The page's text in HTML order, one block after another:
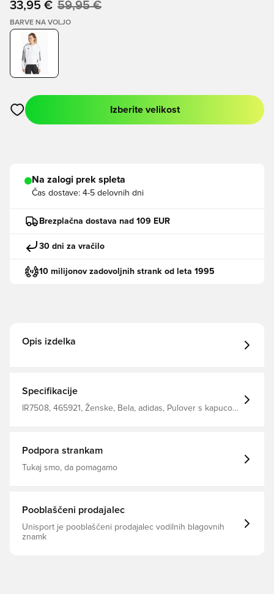
33,95 € 59,95 €
BARVE NA VOLJO
Odpre Modal za prijavo ali vpis kot član
Izberite velikost
Na zalogi prek spleta
Čas dostave: 4-5 delovnih dni
Brezplačna dostava nad 109 EUR
30 dni za vračilo
10 milijonov zadovoljnih strank od leta 1995
Opis izdelka
Specifikacije
IR7508, 465921, Ženske, Bela, adidas, Pulover s kapuco,
Podpora strankam
Tukaj smo, da pomagamo
Pooblaščeni prodajalec
Unisport je pooblaščeni prodajalec vodilnih blagovnih
znamk